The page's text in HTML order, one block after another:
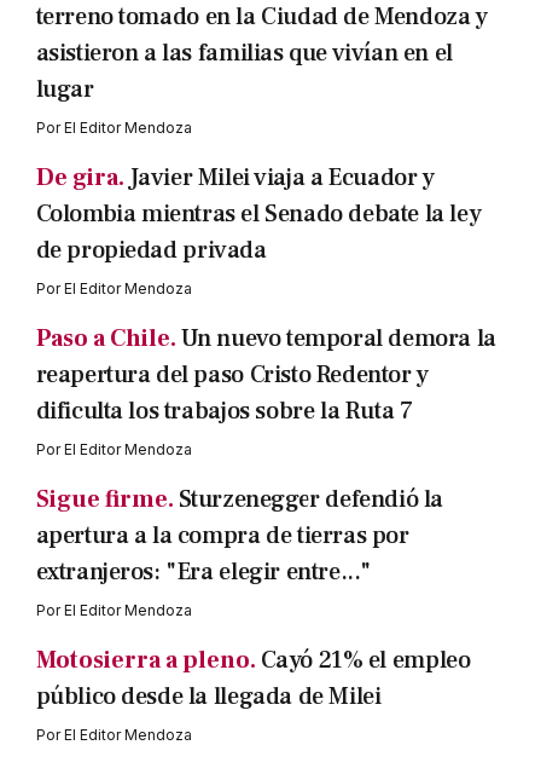
terreno tomado en la Ciudad de Mendoza y
asistieron a las familias que vivían en el
lugar
PorEl Editor Mendoza
De gira. Javier Milei viaja a Ecuador y
Colombia mientras el Senado debate la ley
de propiedad privada
PorEl Editor Mendoza
Paso a Chile.Un nuevo temporal demora la
reapertura del paso Cristo Redentor y
dificulta los trabajos sobre la Ruta 7
PorEl Editor Mendoza
Sigue firme. Sturzenegger defendió la
apertura a la compra de tierras por
extranjeros: "Era elegir entre..."
PorEl Editor Mendoza
Motosierra a pleno. Cayó 21% el empleo
público desde la llegada de Milei
PorEl Editor Mendoza